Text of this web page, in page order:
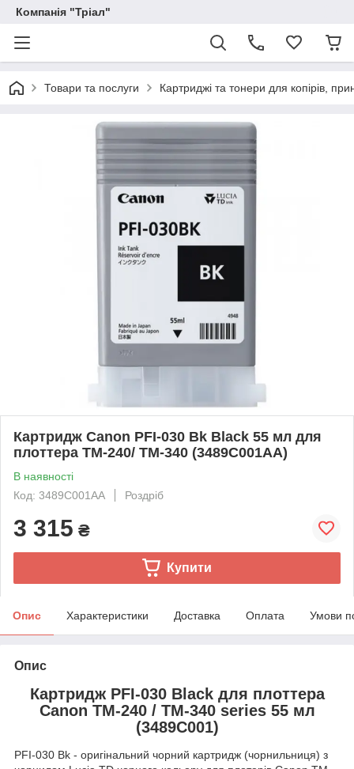
Компанія "Тріал"
Товари та послуги Картриджі та тонери для копірів,
Картридж Canon PFI-030 Bk Black 55 мл для
плоттера TM-240/ TM-340 (3489C001AA)
В наявності
Код: 3489C001AA
Роздріб
3 315 ₴
Купити
Опис Характеристики Доставка Оплата Умови
Опис
Картридж PFI-030 Black для плоттера
Canon TM-240 / TM-340 series 55 мл
(3489C001)
PFI-030 Bk - оригінальний чорний картридж (чорнильниця) з